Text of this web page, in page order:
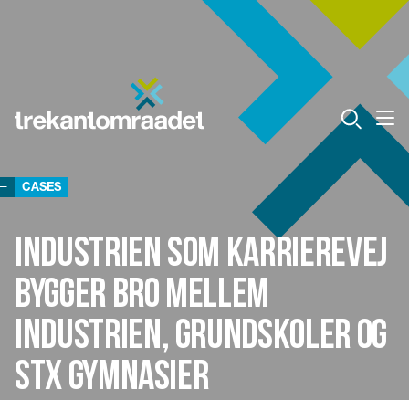
CASES
Industrien som karrierevej
bygger bro mellem
industrien, grundskoler og
STX gymnasier